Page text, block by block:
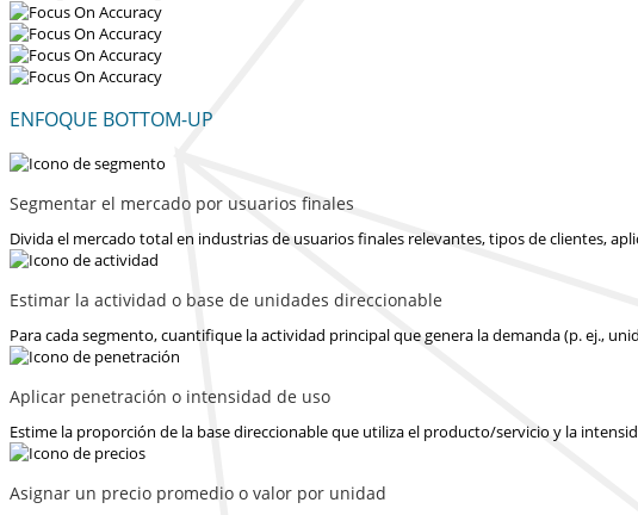
ENFOQUE BOTTOM-UP
Segmentar el mercado por usuarios finales
Divida el mercado total en industrias de usuarios finales relevantes, tipos de clientes,
Estimar la actividad o base de unidades direccionable
Para cada segmento, cuantifique la actividad principal que genera la demanda (p. ej.,
Aplicar penetración o intensidad de uso
Estime la proporción de la base direccionable que utiliza el producto/servicio y la
Asignar un precio promedio o valor por unidad